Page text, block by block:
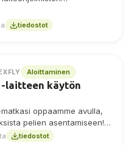
tiedostot
Aloittaminen
-laitteen käytön
matkasi oppaamme avulla,
pelien asentamiseen!
irti kompaktista
tiedostot